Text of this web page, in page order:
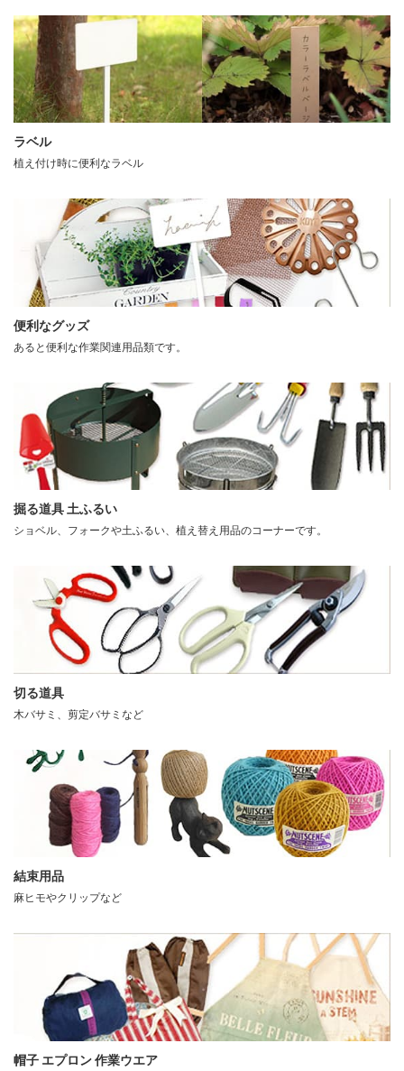
ラベル
植え付け時に便利なラベル
便利なグッズ
あると便利な作業関連用品類です。
掘る道具 土ふるい
ショベル、フォークや土ふるい、植え替え用品のコーナーです。
切る道具
木バサミ、剪定バサミなど
結束用品
麻ヒモやクリップなど
帽子 エプロン 作業ウエア